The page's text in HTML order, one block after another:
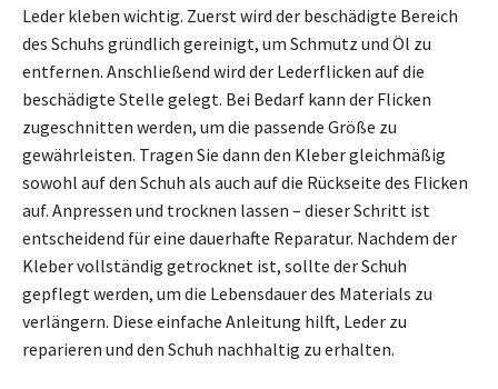
Leder kleben wichtig. Zuerst wird der beschädigte Bereich
des Schuhs gründlich gereinigt, um Schmutz und Öl zu
entfernen. Anschließend wird der Lederflicken auf die
beschädigte Stelle gelegt. Bei Bedarf kann der Flicken
zugeschnitten werden, um die passende Größe zu
gewährleisten. Tragen Sie dann den Kleber gleichmäßig
sowohl auf den Schuh als auch auf die Rückseite des Flicken
auf. Anpressen und trocknen lassen – dieser Schritt ist
entscheidend für eine dauerhafte Reparatur. Nachdem der
Kleber vollständig getrocknet ist, sollte der Schuh
gepflegt werden, um die Lebensdauer des Materials zu
verlängern. Diese einfache Anleitung hilft, Leder zu
reparieren und den Schuh nachhaltig zu erhalten.